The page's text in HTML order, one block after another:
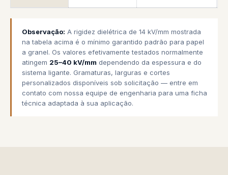
Observação: A rigidez dielétrica de 14 kV/mm mostrada
na tabela acima é o mínimo garantido padrão para papel
a granel. Os valores efetivamente testados normalmente
atingem 25–40 kV/mm dependendo da espessura e do
sistema ligante. Gramaturas, larguras e cortes
personalizados disponíveis sob solicitação — entre em
contato com nossa equipe de engenharia para uma ficha
técnica adaptada à sua aplicação.